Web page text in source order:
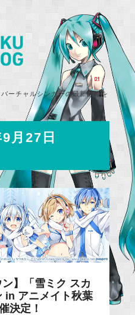
ーチャルシンガーの最新情報を
月27日
ン】「雪ミク スカ
in アニメイト秋葉
決定！